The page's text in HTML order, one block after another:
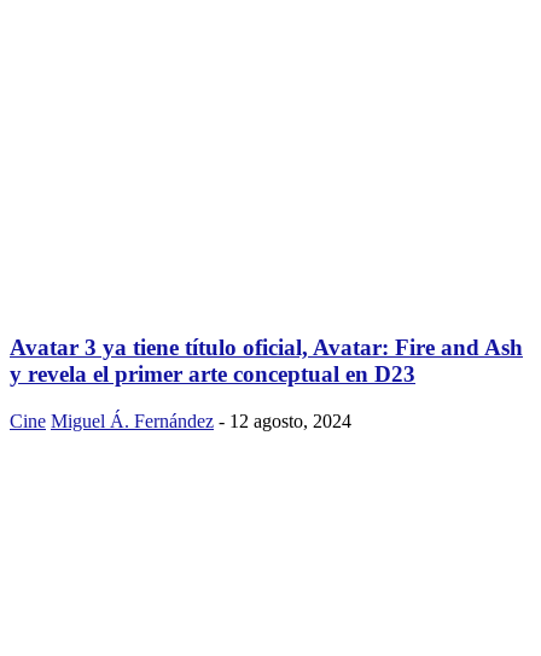
Avatar 3 ya tiene título oficial, Avatar: Fire and Ash
y revela el primer arte conceptual en D23
Cine Miguel Á. Fernández - 12 agosto, 2024